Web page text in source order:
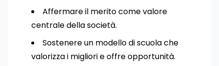
Affermare il merito come valore
centrale della società.
Sostenere un modello di scuola che
valorizza i migliori e offre opportunità.